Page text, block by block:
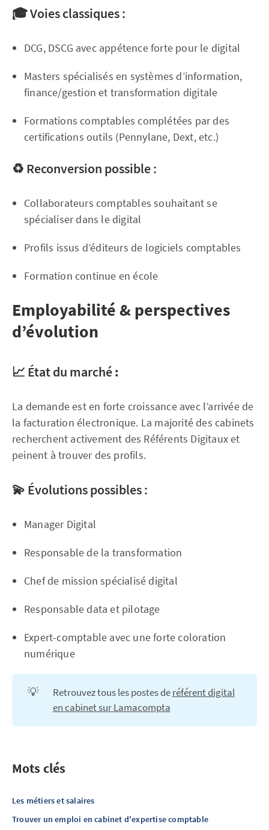
🎓Voies classiques :
DCG, DSCG avec appétence forte pour le digital
Masters spécialisés en systèmes d’information,
finance/gestion et transformation digitale
Formations comptables complétées par des
certifications outils (Pennylane, Dext, etc.)
♻️ Reconversion possible :
Collaborateurs comptables souhaitant se
spécialiser dans le digital
Profils issus d’éditeurs de logiciels comptables
Formation continue en école
Employabilité & perspectives
d’évolution
📈 État du marché:
La demande est en forte croissance avec l’arrivée de
la facturation électronique. La majorité des cabinets
recherchent activement des Référents Digitaux et
peinent à trouver des profils.
💫 Évolutions possibles :
Manager Digital
Responsable de la transformation
Chef de mission spécialisé digital
Responsable data et pilotage
Expert-comptable avec une forte coloration
numérique
💡 Retrouvez tous les postes deréférent digital
en cabinet sur Lamacompta
Mots clés
Les métiers et salaires
Trouver un emploi en cabinet d'expertise comptable